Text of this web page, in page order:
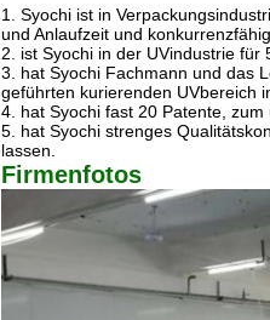
1. Syochi ist in
und Anlaufzeit und
2. ist Syochi in der UVindustrie für
3. hat Syochi Fachmann und das
geführten kurierenden UVbereich
4. hat Syochi fast 20 Patente,
5. hat Syochi strenges
lassen.
Firmenfotos